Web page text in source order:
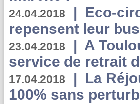
24.04.2018 | Eco-
repensent leur
23.04.2018 | A
service de retrait
17.04.2018 | La
100% sans